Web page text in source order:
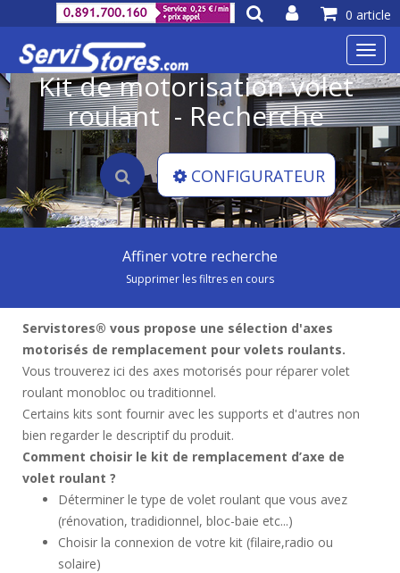
0 article
Kit de motorisation volet
roulant - Recherche
CONFIGURATEUR
Affiner votre recherche
Supprimer les filtres en cours
Servistores® vous propose une sélection d'axes
motorisés de remplacement pour volets roulants.
Vous trouverez ici des axes motorisés pour réparer volet
roulant monobloc ou traditionnel.
Certains kits sont fournir avec les supports et d'autres non
bien regarder le descriptif du produit.
Comment choisir le kit de remplacement d’axe de
volet roulant ?
Déterminer le type de volet roulant que vous avez
(rénovation, tradidionnel, bloc-baie etc...)
Choisir la connexion de votre kit (filaire,radio ou
solaire)